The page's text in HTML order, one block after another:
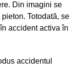
Din imagini se
Totodată, se
accident activa în
accidentul